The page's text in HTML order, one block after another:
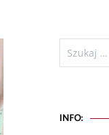
Szukaj:
INFO: